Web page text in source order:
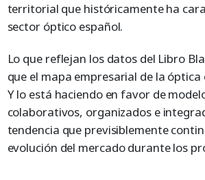
territorial que históricamente ha
sector óptico español.
Lo que reflejan los datos del Libro
que el mapa empresarial de la
Y lo está haciendo en favor de
colaborativos, organizados e
tendencia que previsiblemente
evolución del mercado durante los